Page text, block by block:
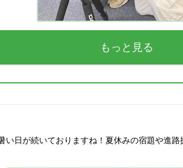
もっと見る
日が続いておりますね！夏休みの宿題や進